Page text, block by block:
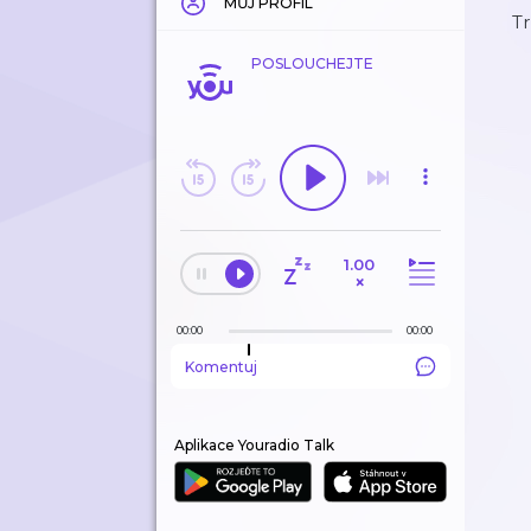
POSLOUCHEJTE
1.00
×
00:00 00:00
Komentuj
Aplikace Youradio Talk